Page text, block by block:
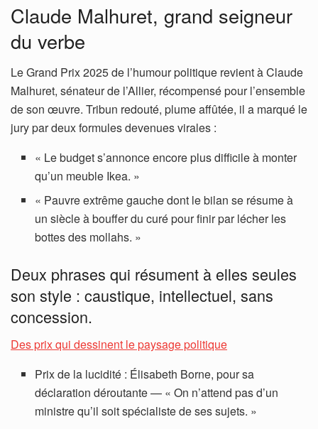
Claude Malhuret, grand seigneur
du verbe
Le Grand Prix 2025 de l’humour politique revient à Claude
Malhuret, sénateur de l’Allier, récompensé pour l’ensemble
de son œuvre. Tribun redouté, plume affûtée, il a marqué le
jury par deux formules devenues virales :
« Le budget s’annonce encore plus difficile à monter
qu’un meuble Ikea. »
« Pauvre extrême gauche dont le bilan se résume à
un siècle à bouffer du curé pour finir par lécher les
bottes des mollahs. »
Deux phrases qui résument à elles seules
son style : caustique, intellectuel, sans
concession.
Des prix qui dessinent le paysage politique
Prix de la lucidité : Élisabeth Borne, pour sa
déclaration déroutante — « On n’attend pas d’un
ministre qu’il soit spécialiste de ses sujets. »